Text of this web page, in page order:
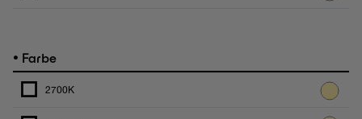
• Farbe
2700K